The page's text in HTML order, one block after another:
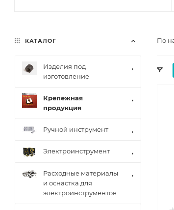
По
КАТАЛОГ
Изделия под
изготовление
Крепежная
продукция
Ручной инструмент
Электроинструмент
Расходные материалы
и оснастка для
электроинструментов